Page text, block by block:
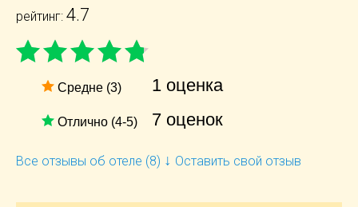
рейтинг: 4.7
Средне (3) 1 оценка
Отлично (4-5) 7 оценок
Все отзывы об отеле (8) ↓ Оставить свой отзыв